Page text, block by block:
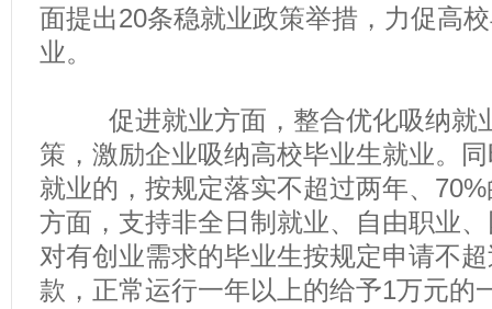
面提出20条稳就业政策举措，力促高
业。
促进就业方面，整合优化吸纳就
策，激励企业吸纳高校毕业生就业。
就业的，按规定落实不超过两年、
方面，支持非全日制就业、自由职业
对有创业需求的毕业生按规定申请不
款，正常运行一年以上的给予1万元的